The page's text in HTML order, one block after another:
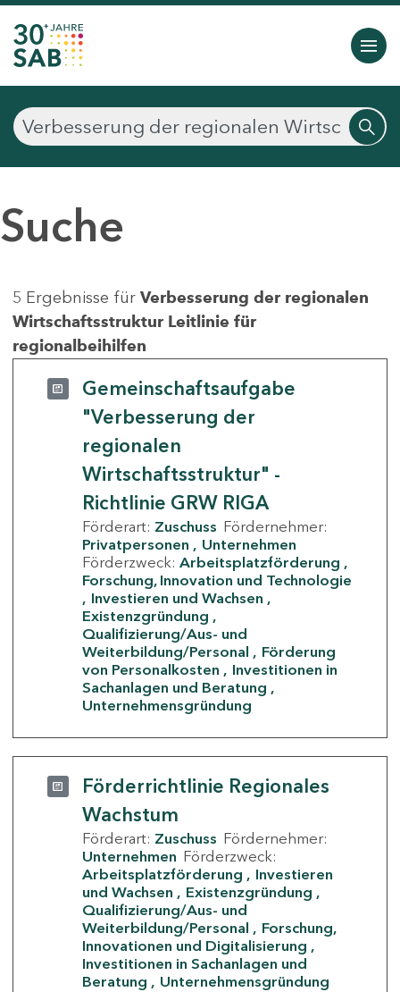
Suche
5 Ergebnisse für Verbesserung der regionalen
Wirtschaftsstruktur Leitlinie für
regionalbeihilfen
Gemeinschaftsaufgabe
"Verbesserung der
regionalen
Wirtschaftsstruktur" -
Richtlinie GRW RIGA
Förderart: Zuschuss Fördernehmer:
Privatpersonen
Unternehmen
Förderzweck: Arbeitsplatzförderung
Forschung, Innovation und Technologie
Investieren und Wachsen
Existenzgründung
Qualifizierung/Aus- und
Weiterbildung/Personal
Förderung
von Personalkosten
Investitionen in
Sachanlagen und Beratung
Unternehmensgründung
Förderrichtlinie Regionales
Wachstum
Förderart: Zuschuss Fördernehmer:
Unternehmen Förderzweck:
Arbeitsplatzförderung
Investieren
und Wachsen
Existenzgründung
Qualifizierung/Aus- und
Weiterbildung/Personal
Forschung,
Innovationen und Digitalisierung
Investitionen in Sachanlagen und
Beratung
Unternehmensgründung